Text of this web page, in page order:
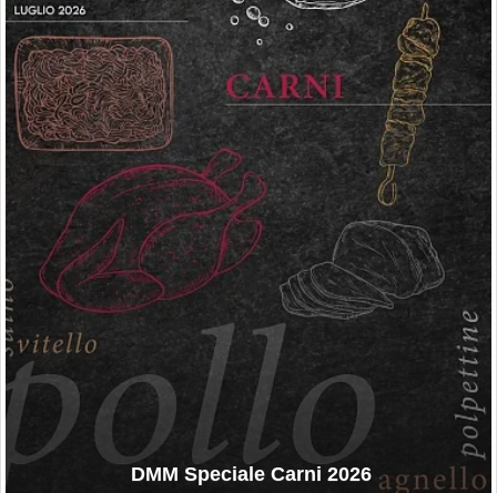
DMM Speciale Carni 2026